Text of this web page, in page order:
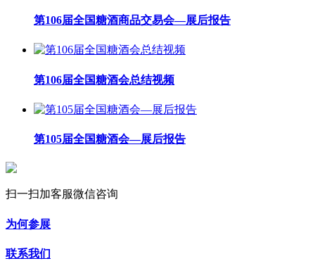
第106届全国糖酒商品交易会—展后报告
第106届全国糖酒会总结视频
第105届全国糖酒会—展后报告
扫一扫加客服微信咨询
为何参展
联系我们